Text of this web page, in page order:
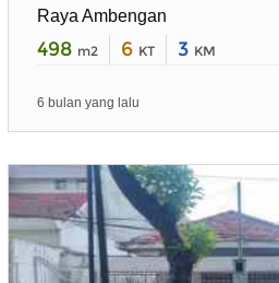
Raya Ambengan
498 m2 6 KT 3 KM
6 bulan yang lalu